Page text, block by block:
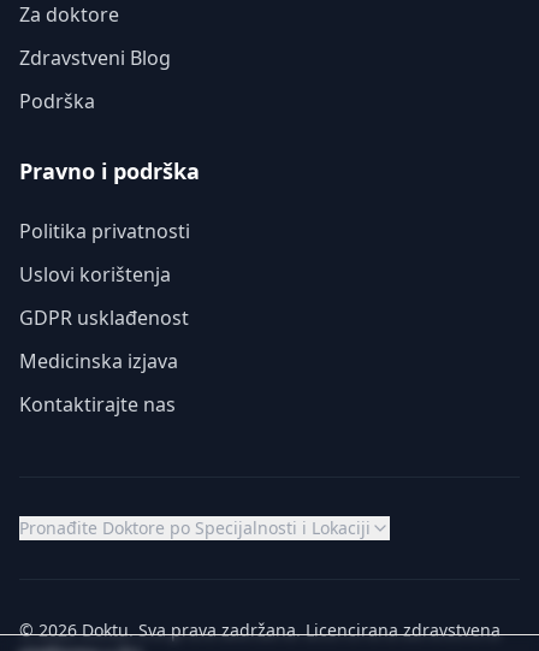
Za doktore
Zdravstveni Blog
Podrška
Pravno i podrška
Politika privatnosti
Uslovi korištenja
GDPR usklađenost
Medicinska izjava
Kontaktirajte nas
Pronađite Doktore po Specijalnosti i Lokaciji
© 2026 Doktu. Sva prava zadržana. Licencirana zdravstvena